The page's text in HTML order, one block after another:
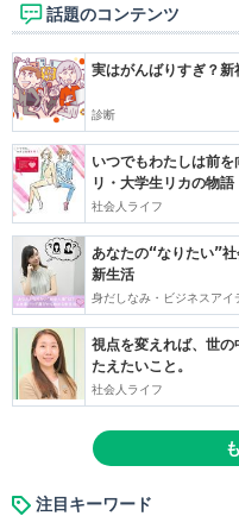
話題のコンテンツ
実はがんばりすぎ？
診断
いつでもわたしは前
リ・大学生リカの物語
社会人ライフ
あなたの“なりたい”
新生活
身だしなみ・ビジネスアイ
視点を変えれば、世
たえたいこと。
社会人ライフ
注目キーワード